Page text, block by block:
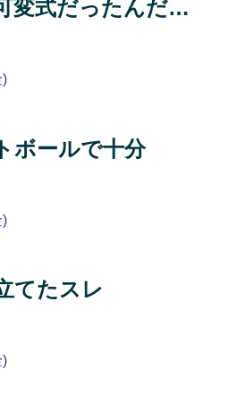
変式だったんだ…
ボールで十分
てたスレ